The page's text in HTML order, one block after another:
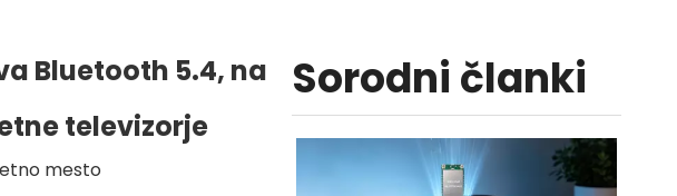
Bluetooth 5.4, na
televizorje
mesto
Sorodni članki